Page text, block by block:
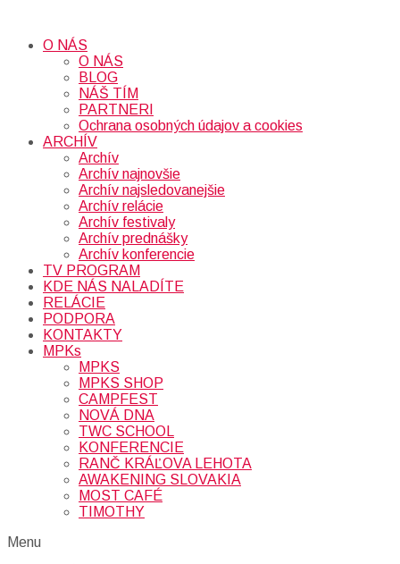
O NÁS
O NÁS
BLOG
NÁŠ TÍM
PARTNERI
Ochrana osobných údajov a cookies
ARCHÍV
Archív
Archív najnovšie
Archív najsledovanejšie
Archív relácie
Archív festivaly
Archív prednášky
Archív konferencie
TV PROGRAM
KDE NÁS NALADÍTE
RELÁCIE
PODPORA
KONTAKTY
MPKs
MPKS
MPKS SHOP
CAMPFEST
NOVÁ DNA
TWC SCHOOL
KONFERENCIE
RANČ KRÁĽOVA LEHOTA
AWAKENING SLOVAKIA
MOST CAFÉ
TIMOTHY
Menu